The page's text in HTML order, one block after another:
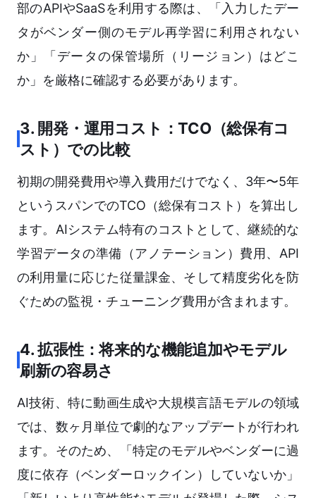
部のAPIやSaaSを利用する際は、「入力したデー
タがベンダー側のモデル再学習に利用されない
か」「データの保管場所（リージョン）はどこ
か」を厳格に確認する必要があります。
3. 開発・運用コスト：TCO（総保有コ
スト）での比較
初期の開発費用や導入費用だけでなく、3年〜5年
というスパンでのTCO（総保有コスト）を算出し
ます。AIシステム特有のコストとして、継続的な
学習データの準備（アノテーション）費用、API
の利用量に応じた従量課金、そして精度劣化を防
ぐための監視・チューニング費用が含まれます。
4. 拡張性：将来的な機能追加やモデル
刷新の容易さ
AI技術、特に動画生成や大規模言語モデルの領域
では、数ヶ月単位で劇的なアップデートが行われ
ます。そのため、「特定のモデルやベンダーに過
度に依存（ベンダーロックイン）していないか」